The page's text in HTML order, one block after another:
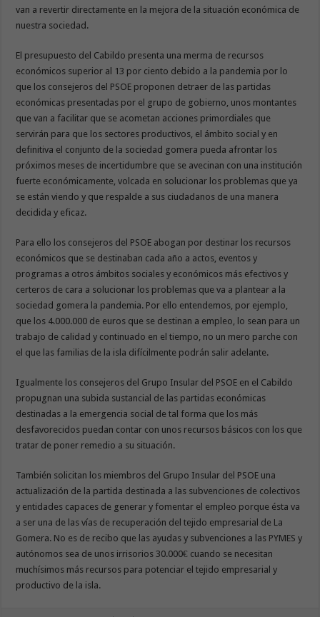
van a revertir directamente en la mejora de la situación económica de
nuestra sociedad.
El presupuesto del Cabildo presenta una merma de recursos
económicos superior al 13 por ciento debido a la pandemia por lo
que los consejeros del PSOE proponen detraer de las partidas
económicas presentadas por el grupo de gobierno, unos montantes
que van a facilitar que se acometan acciones primordiales que
servirán para que los sectores productivos, el ámbito social y en
definitiva el conjunto de la sociedad gomera pueda afrontar los
próximos meses de incertidumbre que se avecinan con una institución
fuerte económicamente, volcada en solucionar los problemas que ya
se están viendo y que respalde a sus ciudadanos de una manera
decidida y eficaz.
Para ello los consejeros del PSOE abogan por destinar los recursos
económicos que se destinaban cada año a actos, eventos y
programas a otros ámbitos sociales y económicos más efectivos y
certeros de cara a solucionar los problemas que va a plantear a la
sociedad gomera la pandemia. Por ello entendemos, por ejemplo,
que los 4.000.000 de euros que se destinan a empleo, lo sean para un
trabajo de calidad y continuado en el tiempo, no un mero parche con
el que las familias de la isla difícilmente podrán salir adelante.
Igualmente los consejeros del Grupo Insular del PSOE en el Cabildo
propugnan una subida sustancial de las partidas económicas
destinadas a la emergencia social de tal forma que los más
desfavorecidos puedan contar con unos recursos básicos con los que
tratar de poner remedio a su situación.
También solicitan los miembros del Grupo Insular del PSOE una
actualización de la partida destinada a las subvenciones de colectivos
y entidades capaces de generar y fomentar el empleo porque ésta va
a ser una de las vías de recuperación del tejido empresarial de La
Gomera. No es de recibo que las ayudas y subvenciones a las PYMES y
autónomos sea de unos irrisorios 30.000€ cuando se necesitan
muchísimos más recursos para potenciar el tejido empresarial y
productivo de la isla.